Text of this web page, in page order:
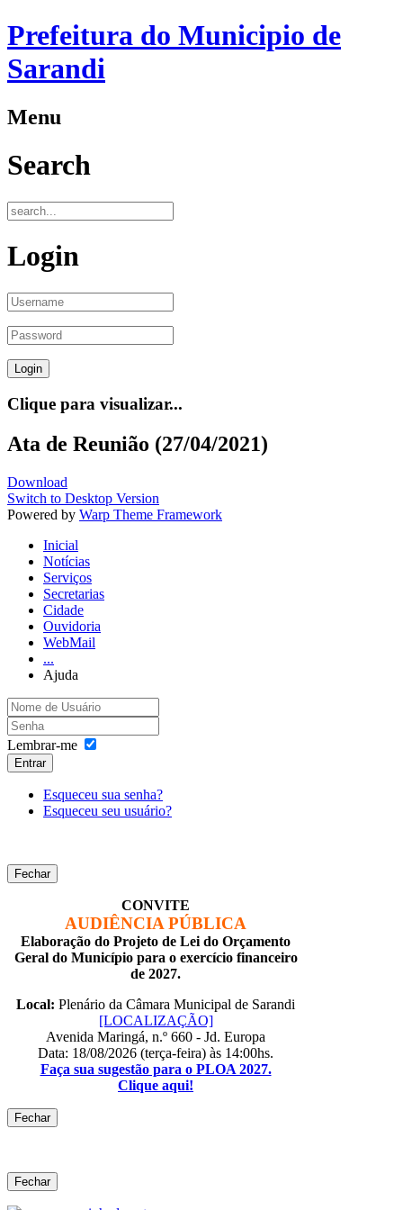
Prefeitura do Municipio de
Sarandi
Menu
Search
Login
Clique para visualizar...
Ata de Reunião (27/04/2021)
Download
Switch to Desktop Version
Powered by Warp Theme Framework
Inicial
Notícias
Serviços
Secretarias
Cidade
Ouvidoria
WebMail
...
Ajuda
Lembrar-me
Entrar
Esqueceu sua senha?
Esqueceu seu usuário?
Fechar
CONVITE
AUDIÊNCIA PÚBLICA
Elaboração do Projeto de Lei do Orçamento
Geral do Município para o exercício financeiro
de 2027.
Local: Plenário da Câmara Municipal de Sarandi
[LOCALIZAÇÃO]
Avenida Maringá, n.º 660 - Jd. Europa
Data: 18/08/2026 (terça-feira) às 14:00hs.
Faça sua sugestão para o PLOA 2027.
Clique aqui!
Fechar
Fechar